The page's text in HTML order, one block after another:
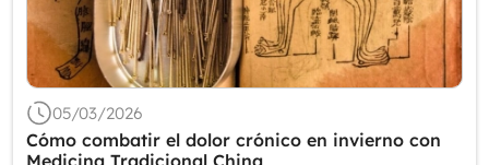
05/03/2026
Cómo combatir el dolor crónico en invierno con
Medicina Tradicional China